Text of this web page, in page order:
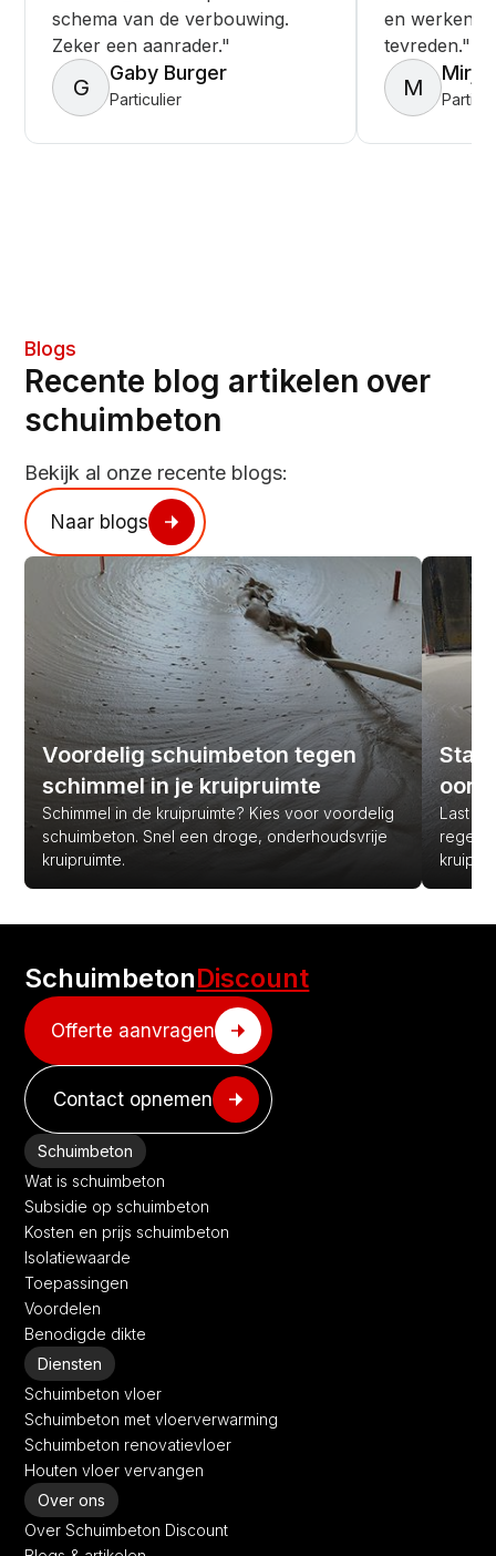
schema van de verbouwing.
Zeker een aanrader."
G
Gaby Burger
Particulier
en werken
tevreden."
M
Blogs
Recente blog artikelen over
schuimbeton
Bekijk al onze recente blogs:
Naar blogs
Voordelig schuimbeton tegen
schimmel in je kruipruimte
Schimmel in de kruipruimte? Kies voor voordelig
schuimbeton. Snel een droge, onderhoudsvrije
kruipruimte.
Last
SchuimbetonDiscount
Offerte aanvragen
Contact opnemen
Schuimbeton
Wat is schuimbeton
Subsidie op schuimbeton
Kosten en prijs schuimbeton
Isolatiewaarde
Toepassingen
Voordelen
Benodigde dikte
Diensten
Schuimbeton vloer
Schuimbeton met vloerverwarming
Schuimbeton renovatievloer
Houten vloer vervangen
Over ons
Over Schuimbeton Discount